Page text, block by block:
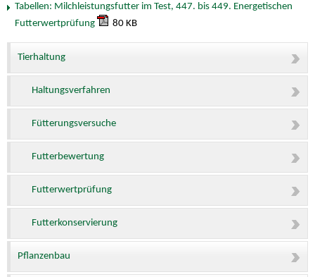
Tabellen: Milchleistungsfutter im Test, 447. bis 449. Energetischen
Futterwertprüfung
80 KB
Tierhaltung
Haltungsverfahren
Fütterungsversuche
Futterbewertung
Futterwertprüfung
Futterkonservierung
Pflanzenbau